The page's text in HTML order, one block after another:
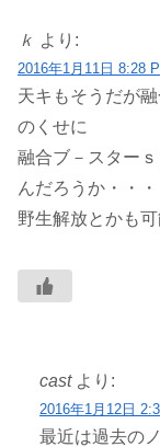
ｋ より:
2016年1月11日 8:28
天キもそうだが
のくせに
融合ブ－スター
んだろうか・・・
野生解放とかも
cast より:
2016年1月12日
最近は過去の